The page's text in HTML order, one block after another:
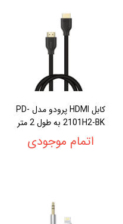
کابل HDMI پرودو مدل PD-
2101H2-BK به طول 2 متر
اتمام موجودی